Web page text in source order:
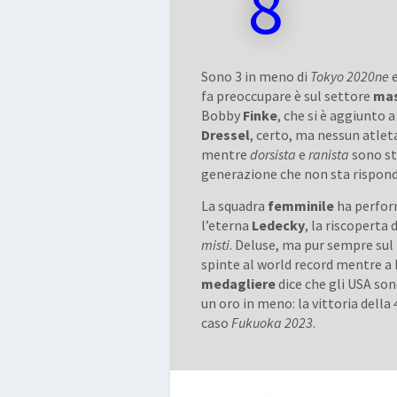
Sono 3 in meno di Tokyo 2020ne
fa preoccupare è sul settore
Bobby Finke, che si è aggiunto
Dressel, certo, ma nessun
mentredorsista eranista sono
generazione che non sta
La squadra femminile ha
l’eterna Ledecky, la riscoperta
misti. Deluse, ma pur sempre
spinte al world record mentre
medaglieredice che gli USA
un oro in meno: la vittoria della
casoFukuoka 2023.